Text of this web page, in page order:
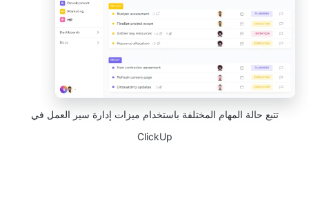
تتبع حالة المهام المختلفة باستخدام ميزات إدارة سير العمل في
ClickUp